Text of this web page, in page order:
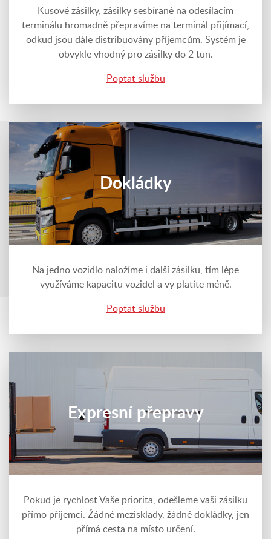
Kusové zásilky, zásilky sesbírané na odesílacím
terminálu hromadně přepravíme na terminál přijímací,
odkud jsou dále distribuovány příjemcům. Systém je
obvykle vhodný pro zásilky do 2 tun.
Poptat službu
Dokládky
Na jedno vozidlo naložíme i další zásilku, tím lépe
využíváme kapacitu vozidel a vy platíte méně.
Poptat službu
Expresní přepravy
Pokud je rychlost Vaše priorita, odešleme vaši zásilku
přímo příjemci. Žádné mezisklady, žádné dokládky, jen
přímá cesta na místo určení.